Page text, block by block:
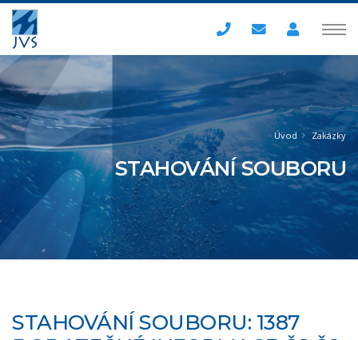
Úvod Zakázky
STAHOVÁNÍ SOUBORU
STAHOVÁNÍ SOUBORU: 1387